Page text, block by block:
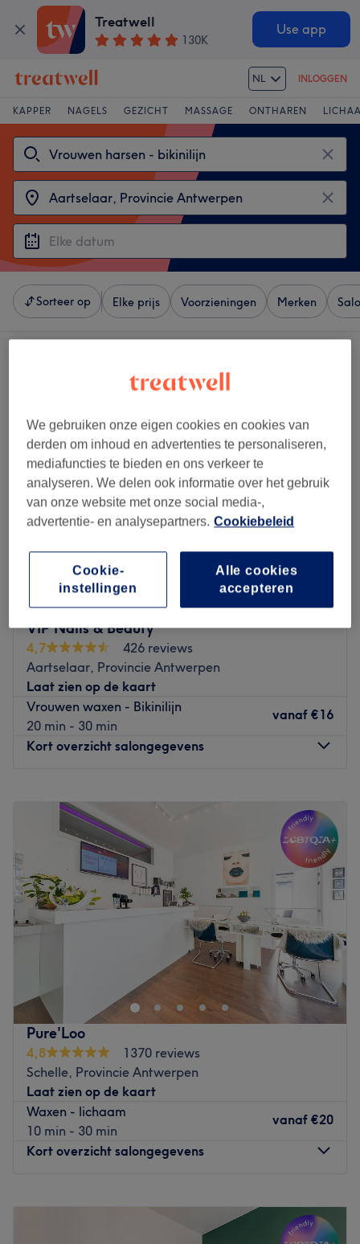
Treatwell
130K
Use app
NL INLOGGEN
KAPPER NAGELS GEZICHT MASSAGE ONTHAREN
Sorteer op Elke prijs Voorzieningen Merken
VIP Nails & Beauty
4,7
426 reviews
Aartselaar, Provincie Antwerpen
Laat zien op de kaart
Vrouwen waxen - Bikinilijn
20 min - 30 min
vanaf €16
Kort overzicht salongegevens
Dinsdag
20:00
Woensdag
15:00
Donderdag
–20:00
Vrijdag
11:00
19:00
Zaterdag
Gesloten
Zondag
Wil jij genieten van een welverdiend
ontspanningsmoment in een rustgevend en aangenaam
kader? Bij de sfeervol ingerichte nagelsalon VIP Nails &
Beauty kun je terecht voor al jouw nagelverzorgingen.
Nagelstyliste Wendy en medisch pedicure Jessy hebben
als doel om je van top tot teen in de watten te leggen en
je de beste dienstverlening te bieden. Ze stellen graag
alles in het werk om aan jouw verwachtingen te voldoen!
Ga voor mooie gelnagels, gellak of voor een verzorgende
manicure.
Pure'Loo
4,8
1370 reviews
Schelle, Provincie Antwerpen
Laat zien op de kaart
Waxen - lichaam
10 min - 30 min
vanaf €20
Kort overzicht salongegevens
09:00
18:00
18:00
We gebruiken onze eigen cookies en cookies van
derden om inhoud en advertenties te personaliseren,
mediafuncties te bieden en ons verkeer te
analyseren. We delen ook informatie over het gebruik
van onze website met onze social media-,
advertentie- en analysepartners. Cookiebeleid
Alle cookies
accepteren
Cookie-
instellingen